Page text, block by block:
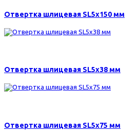
Отвертка шлицевая SL5х150 мм
Отвертка шлицевая SL5х38 мм
Отвертка шлицевая SL5х75 мм